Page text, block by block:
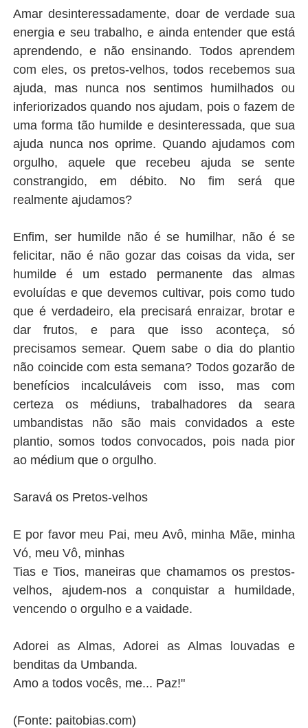
Amar desinteressadamente, doar de verdade sua
energia e seu trabalho, e ainda entender que está
aprendendo, e não ensinando. Todos aprendem
com eles, os pretos-velhos, todos recebemos sua
ajuda, mas nunca nos sentimos humilhados ou
inferiorizados quando nos ajudam, pois o fazem de
uma forma tão humilde e desinteressada, que sua
ajuda nunca nos oprime. Quando ajudamos com
orgulho, aquele que recebeu ajuda se sente
constrangido, em débito. No fim será que
realmente ajudamos?
Enfim, ser humilde não é se humilhar, não é se
felicitar, não é não gozar das coisas da vida, ser
humilde é um estado permanente das almas
evoluídas e que devemos cultivar, pois como tudo
que é verdadeiro, ela precisará enraizar, brotar e
dar frutos, e para que isso aconteça, só
precisamos semear. Quem sabe o dia do plantio
não coincide com esta semana? Todos gozarão de
benefícios incalculáveis com isso, mas com
certeza os médiuns, trabalhadores da seara
umbandistas não são mais convidados a este
plantio, somos todos convocados, pois nada pior
ao médium que o orgulho.
Saravá os Pretos-velhos
E por favor meu Pai, meu Avô, minha Mãe, minha
Vó, meu Vô, minhas
Tias e Tios, maneiras que chamamos os prestos-
velhos, ajudem-nos a conquistar a humildade,
vencendo o orgulho e a vaidade.
Adorei as Almas, Adorei as Almas louvadas e
benditas da Umbanda.
Amo a todos vocês, me... Paz!"
(Fonte: paitobias.com)